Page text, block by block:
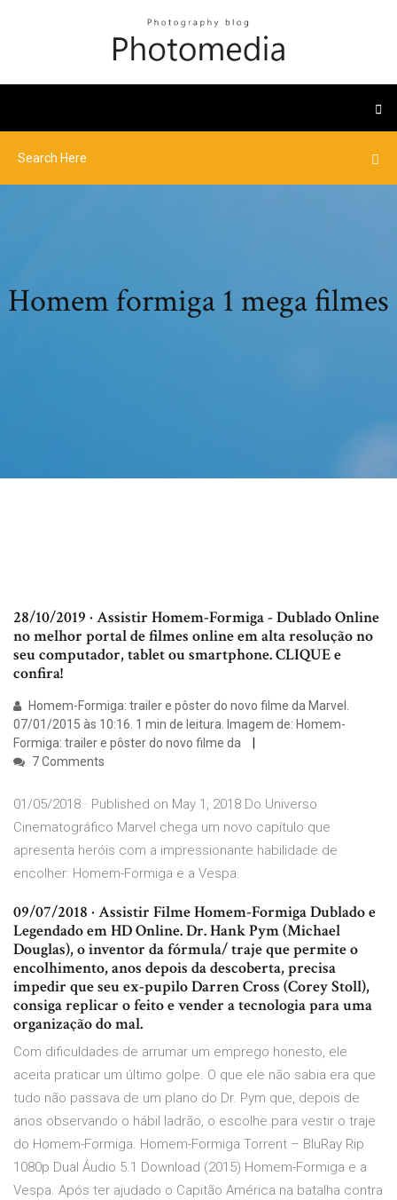
Homem formiga 1 mega filmes
28/10/2019 · Assistir Homem-Formiga - Dublado Online
no melhor portal de filmes online em alta resolução no
seu computador, tablet ou smartphone. CLIQUE e
confira!
Homem-Formiga: trailer e pôster do novo filme da Marvel.
07/01/2015 às 10:16. 1 min de leitura. Imagem de: Homem-
Formiga: trailer e pôster do novo filme da
7 Comments
01/05/2018 · Published on May 1, 2018 Do Universo
Cinematográfico Marvel chega um novo capítulo que
apresenta heróis com a impressionante habilidade de
encolher: Homem-Formiga e a Vespa.
09/07/2018 · Assistir Filme Homem-Formiga Dublado e
Legendado em HD Online. Dr. Hank Pym (Michael
Douglas), o inventor da fórmula/ traje que permite o
encolhimento, anos depois da descoberta, precisa
impedir que seu ex-pupilo Darren Cross (Corey Stoll),
consiga replicar o feito e vender a tecnologia para uma
organização do mal.
Com dificuldades de arrumar um emprego honesto, ele
aceita praticar um último golpe. O que ele não sabia era que
tudo não passava de um plano do Dr. Pym que, depois de
anos observando o hábil ladrão, o escolhe para vestir o traje
do Homem-Formiga. Homem-Formiga Torrent – BluRay Rip
1080p Dual Áudio 5.1 Download (2015) Homem-Formiga e a
Vespa. Após ter ajudado o Capitão América na batalha contra